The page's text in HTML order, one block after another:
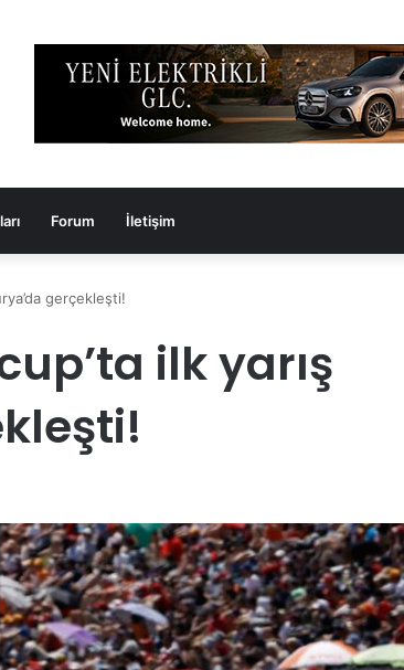
Forum İletişim
gerçekleşti!
ilk yarış